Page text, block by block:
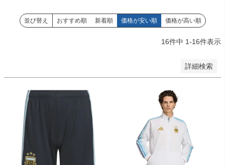
並び替え おすすめ順 新着順 価格が安い順 価格が高い順
16件中 1-16件表示
詳細検索
レビュー順
キーワードヒット順